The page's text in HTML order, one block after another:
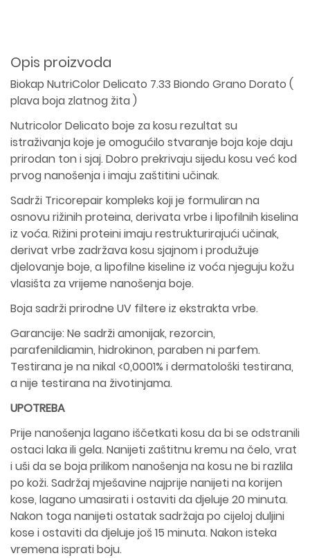
Opis proizvoda
Biokap NutriColor Delicato 7.33 Biondo Grano Dorato (
plava boja zlatnog žita )
Nutricolor Delicato boje za kosu rezultat su
istraživanja koje je omogućilo stvaranje boja koje daju
prirodan ton i sjaj. Dobro prekrivaju sijedu kosu već kod
prvog nanošenja i imaju zaštitini učinak.
Sadrži Tricorepair kompleks koji je formuliran na
osnovu rižinih proteina, derivata vrbe i lipofilnih kiselina
iz voća. Rižini proteini imaju restrukturirajući učinak,
derivat vrbe zadržava kosu sjajnom i produžuje
djelovanje boje, a lipofilne kiseline iz voća njeguju kožu
vlasišta za vrijeme nanošenja boje.
Boja sadrži prirodne UV filtere iz ekstrakta vrbe.
Garancije: Ne sadrži amonijak, rezorcin,
parafenildiamin, hidrokinon, paraben ni parfem.
Testirana je na nikal <0,0001% i dermatološki testirana,
a nije testirana na životinjama.
UPOTREBA
Prije nanošenja lagano iščetkati kosu da bi se odstranili
ostaci laka ili gela. Nanijeti zaštitnu kremu na čelo, vrat
i uši da se boja prilikom nanošenja na kosu ne bi razlila
po koži. Sadržaj mješavine najprije nanijeti na korijen
kose, lagano umasirati i ostaviti da djeluje 20 minuta.
Nakon toga nanijeti ostatak sadržaja po cijeloj duljini
kose i ostaviti da djeluje još 15 minuta. Nakon isteka
vremena isprati boju.